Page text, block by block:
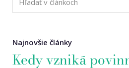
Najnovšie články
Kedy vzniká